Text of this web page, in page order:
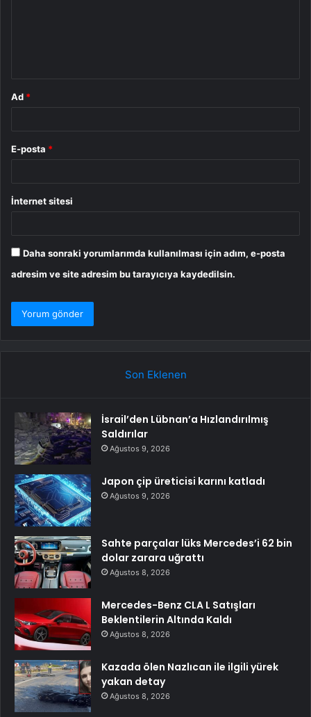
Ad *
E-posta *
İnternet sitesi
Daha sonraki yorumlarımda kullanılması için adım, e-posta
adresim ve site adresim bu tarayıcıya kaydedilsin.
Son Eklenen
İsrail’den Lübnan’a Hızlandırılmış
Saldırılar
Ağustos 9, 2026
Japon çip üreticisi karını katladı
Ağustos 9, 2026
Sahte parçalar lüks Mercedes’i 62 bin
dolar zarara uğrattı
Ağustos 8, 2026
Mercedes-Benz CLA L Satışları
Beklentilerin Altında Kaldı
Ağustos 8, 2026
Kazada ölen Nazlıcan ile ilgili yürek
yakan detay
Ağustos 8, 2026